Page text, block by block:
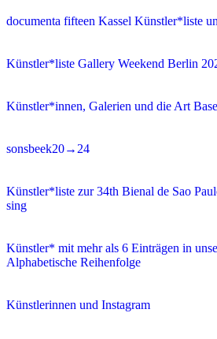
documenta fifteen Kassel Künstler*liste
Künstler*liste Gallery Weekend Berlin
Künstler*innen, Galerien und die Art
sonsbeek20→24
Künstler*liste zur 34th Bienal de Sao
sing
Künstler* mit mehr als 6 Einträgen in
Alphabetische Reihenfolge
Künstlerinnen und Instagram